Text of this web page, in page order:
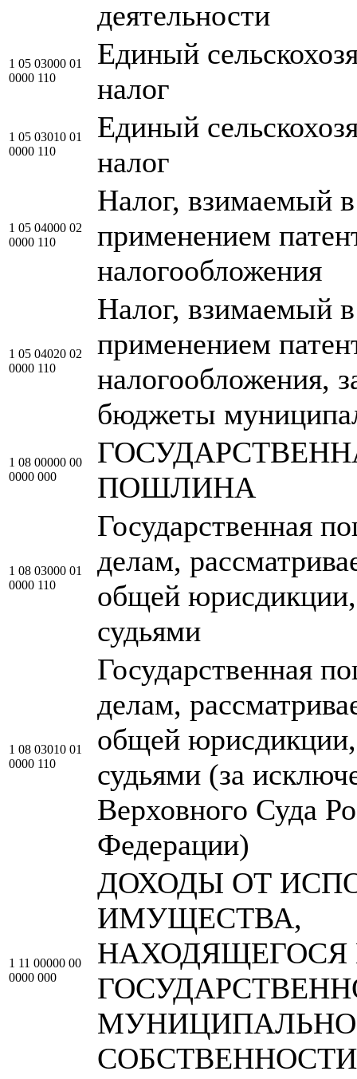
деятельности
1 05 03000 01
0000 110
Единый
налог
1 05 03010 01
0000 110
Единый
налог
1 05 04000 02
0000 110
Налог, взимаемый в
применением
налогообложения
1 05 04020 02
0000 110
Налог, взимаемый в
применением
налогообложения,
бюджеты
1 08 00000 00
0000 000
ПОШЛИНА
1 08 03000 01
0000 110
Государственная
делам,
общей
судьями
1 08 03010 01
0000 110
Государственная
делам,
общей
судьями (за
Верховного Суда
Федерации)
1 11 00000 00
0000 000
ДОХОДЫ ОТ
ИМУЩЕСТВА,
НАХОДЯЩЕГОСЯ
СОБСТВЕННОСТИ